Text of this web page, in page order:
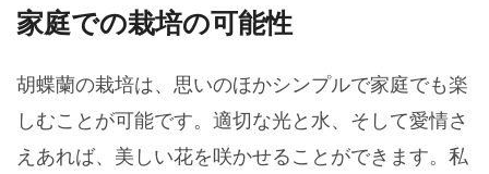
家庭での栽培の可能性
胡蝶蘭の栽培は、思いのほかシンプルで家庭でも楽
しむことが可能です。適切な光と水、そして愛情さ
えあれば、美しい花を咲かせることができます。私